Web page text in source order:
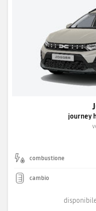
journey
combustione
cambio